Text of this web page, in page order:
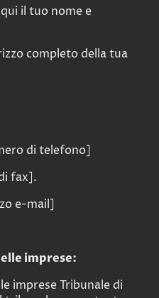
il tuo nome e
completo della tua
di telefono]
fax].
e-mail]
imprese:
imprese Tribunale di